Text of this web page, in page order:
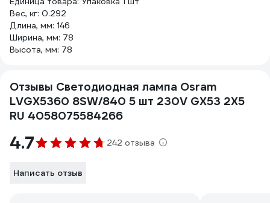
Вес, кг: 0.292
Длина, мм: 146
Ширина, мм: 78
Высота, мм: 78
Отзывы Светодиодная лампа Osram
LVGX5360 8SW/840 5 шт 230V GX53 2X5
RU 4058075584266
4.7 242 отзыва
Написать отзыв